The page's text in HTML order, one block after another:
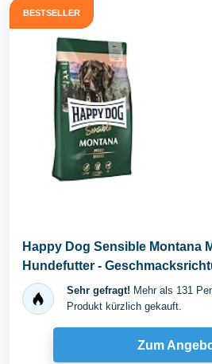
BESTSELLER
Happy Dog Sensible Montana
Hundefutter -
Glutenfrei...Sehr gefragt! Mehr als 131
Produkt kürzlich gekauft.
Zum